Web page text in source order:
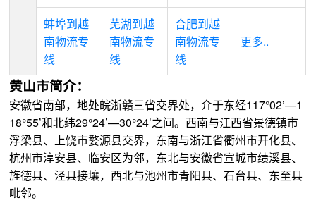
蚌埠到越
南物流专
线
芜湖到越
南物流专
线
合肥到越
南物流专
线
更多..
黄山市简介：
安徽省南部，地处皖浙赣三省交界处，介于东经117°02’—1
18°55’和北纬29°24’—30°24’之间。西南与江西省景德镇市
浮梁县、上饶市婺源县交界，东南与浙江省衢州市开化县、
杭州市淳安县、临安区为邻，东北与安徽省宣城市绩溪县、
旌德县、泾县接壤，西北与池州市青阳县、石台县、东至县
毗邻。